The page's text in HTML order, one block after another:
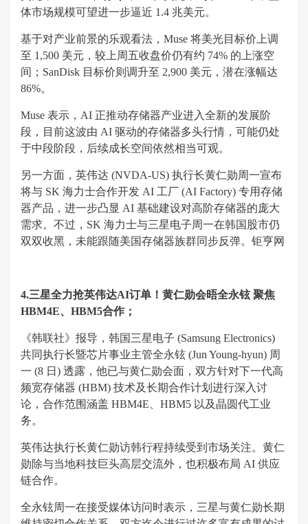
体市场规模可望进一步逼近 1.4 兆美元。
基于对产业前景的乐观看法，Muse 将美光目标价上调
至 1,500 美元，较上周五收盘价仍有约 74% 的上涨空
间；SanDisk 目标价则调升至 2,900 美元，潜在涨幅达
86%。
Muse 表示，AI 正推动存储器产业进入全新的发展阶
段，目前这波由 AI 驱动的存储器多头行情，可能仍处
于中段阶段，后续成长空间依然相当可观。
另一方面，英伟达 (NVDA-US) 执行长黄仁勋周一宣布
将与 SK 海力士合作开发 AI 工厂 (AI Factory) 专用存储
器产品，进一步凸显 AI 基础建设对高阶存储器的庞大
需求。不过，SK 海力士与三星电子周一在韩国股市仍
双双收黑，未能跟随美国存储器族群同步反弹。钜亨网
4.三星全力抢英伟达AI订单！黄仁勋会晤全永铉 聚焦
HBM4E、HBM5合作；
《韩联社》报导，韩国三星电子 (Samsung Electronics)
共同执行长暨芯片事业主管全永铉 (Jun Young-hyun) 周
一 (8 日) 透露，他已与黄仁勋会面，双方针对下一代高
频宽存储器 (HBM) 技术及长期合作计划进行深入讨
论，合作范围涵盖 HBM4E、HBM5 以及晶圆代工业
务。
英伟达执行长黄仁勋访韩行程持续受到市场关注。黄仁
勋除与当地科技巨头高层交流外，也积极布局 AI 供应
链合作。
全永铉周一在接受媒体访问时表示，三星与黄仁勋长期